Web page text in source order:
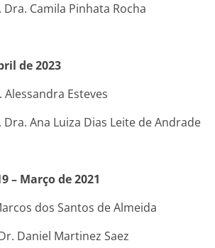
Dra. Camila Pinhata Rocha
de 2023
Alessandra Esteves
Dra. Ana Luiza Dias Leite de Andrade
– Março de 2021
dos Santos de Almeida
Daniel Martinez Saez